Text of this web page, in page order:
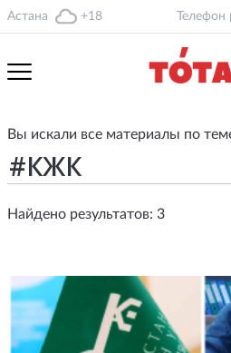
Астана +18
Вы искали все материалы по
Найдено результатов: 3